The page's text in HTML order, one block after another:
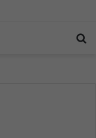
se rekordi